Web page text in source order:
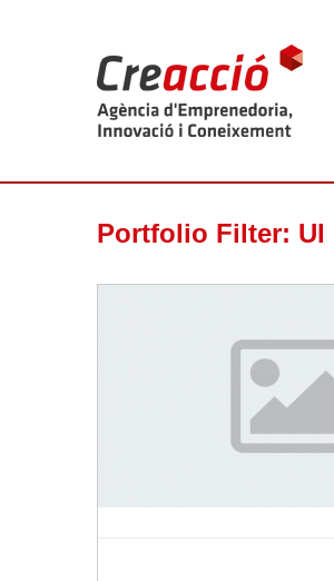
Portfolio Filter: UI